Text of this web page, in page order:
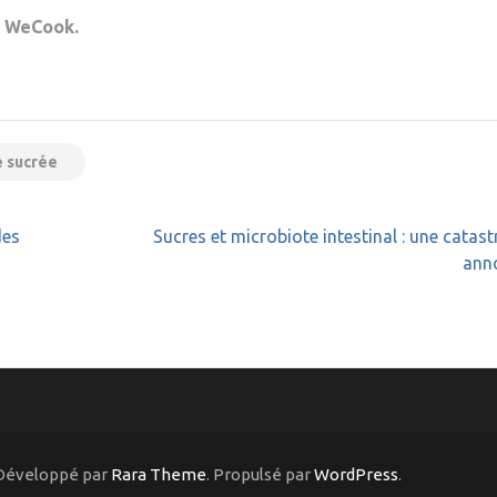
sucrée
Sucres et microbiote intestinal : une
par Rara Theme. Propulsé parWordPress.